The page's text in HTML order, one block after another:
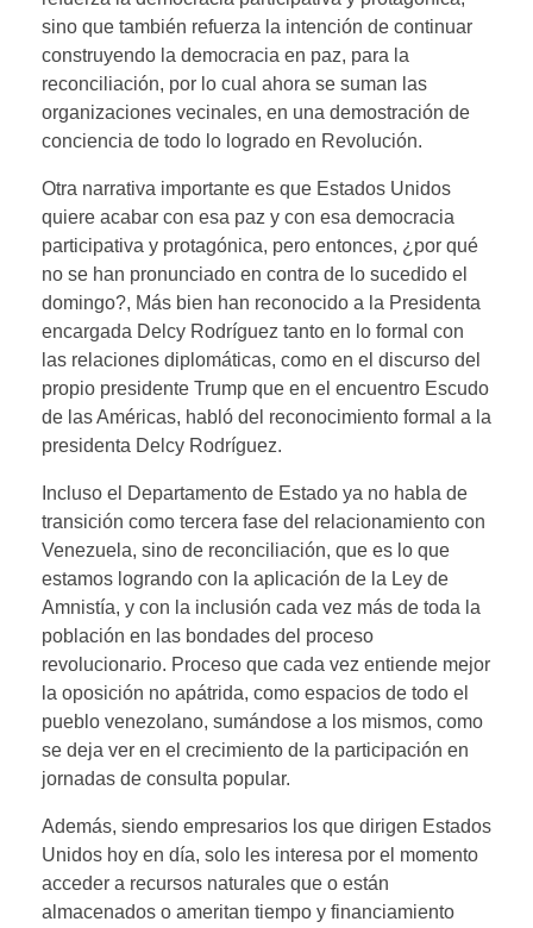
sino que también refuerza la intención de continuar
construyendo la democracia en paz, para la
reconciliación, por lo cual ahora se suman las
organizaciones vecinales, en una demostración de
conciencia de todo lo logrado en Revolución.
Otra narrativa importante es que Estados Unidos
quiere acabar con esa paz y con esa democracia
participativa y protagónica, pero entonces, ¿por qué
no se han pronunciado en contra de lo sucedido el
domingo?, Más bien han reconocido a la Presidenta
encargada Delcy Rodríguez tanto en lo formal con
las relaciones diplomáticas, como en el discurso del
propio presidente Trump que en el encuentro Escudo
de las Américas, habló del reconocimiento formal a la
presidenta Delcy Rodríguez.
Incluso el Departamento de Estado ya no habla de
transición como tercera fase del relacionamiento con
Venezuela, sino de reconciliación, que es lo que
estamos logrando con la aplicación de la Ley de
Amnistía, y con la inclusión cada vez más de toda la
población en las bondades del proceso
revolucionario. Proceso que cada vez entiende mejor
la oposición no apátrida, como espacios de todo el
pueblo venezolano, sumándose a los mismos, como
se deja ver en el crecimiento de la participación en
jornadas de consulta popular.
Además, siendo empresarios los que dirigen Estados
Unidos hoy en día, solo les interesa por el momento
acceder a recursos naturales que o están
almacenados o ameritan tiempo y financiamiento